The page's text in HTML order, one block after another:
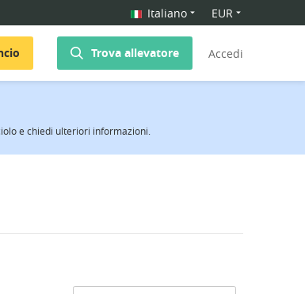
Italiano EUR
Trova allevatore Accedi
e chiedi ulteriori informazioni.